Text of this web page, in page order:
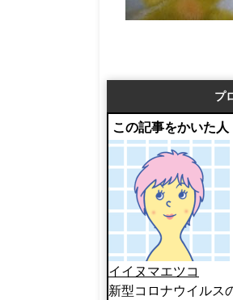
プ
この記事をかいた人
イイヌマエツコ
新型コロナウイルス